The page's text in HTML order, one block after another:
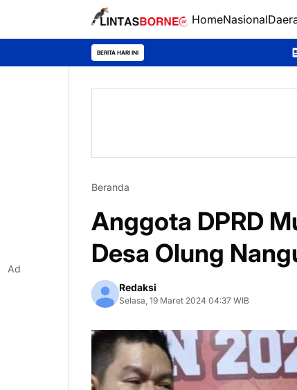
HomeNasional
BERITA HARI INI Ooh Darmawan,
Beranda
Anggota DPRD
Desa Olung
Redaksi
Selasa, 19 Maret 2024 04:37 WIB
Ad